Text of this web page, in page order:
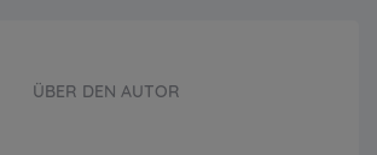
ÜBER DEN AUTOR